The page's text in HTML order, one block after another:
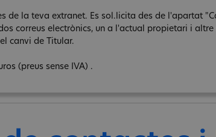
de la teva extranet. Es sol.licita des de l'apartat
correus electrònics, un a l'actual propietari i altre
canvi de Titular.
(preus sense IVA) .